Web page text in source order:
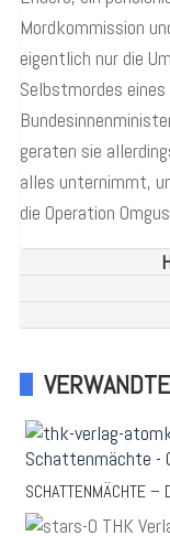
Mordkommission
eigentlich nur die
Selbstmordes
geraten sie
alles unternimmt,
die Operation
SCHATTENMÄCHTE –